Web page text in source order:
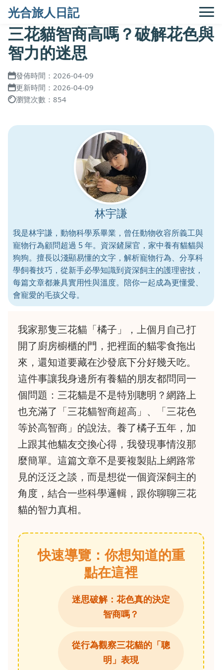
光合旅人日記
三花貓智商高嗎？破解花色與
智力的迷思
發佈時間：2026-04-09
更新時間：2026-04-09
瀏覽次數：854
林宇謙
我是林宇謙，動物科學系畢業，曾任動物收容所義工與
寵物行為顧問超過 5 年。資深鏟屎官，家中養有貓貓與
狗狗。擅長以淺顯易懂的文字，解析寵物行為、分享科
學飼養技巧，從新手必學知識到資深飼主的護理密技，
每篇文章都兼具實用性與溫度。陪你一起成為更懂愛、
會寵愛的毛孩父母。
我家那隻三花貓「橘子」，上個月自己打
開了廚房櫥櫃的門，把裡面的貓零食拖出
來，還知道要藏在沙發底下分好幾天吃。
這件事讓我身邊所有養貓的朋友都問同一
個問題：三花貓是不是特別聰明？網路上
也充滿了「三花貓智商超高」、「三花色
等於高智商」的說法。養了橘子五年，加
上跟其他貓友交換心得，我發現事情沒那
麼簡單。這篇文章不是要複製貼上網路常
見的泛泛之談，而是想從一個資深飼主的
角度，結合一些科學邏輯，跟你聊聊三花
貓的智力真相。
快速導覽：你想知道的重
點在這裡
迷思破解：花色真的決定
智商嗎？
從行為觀察三花貓的「聰
明」表現